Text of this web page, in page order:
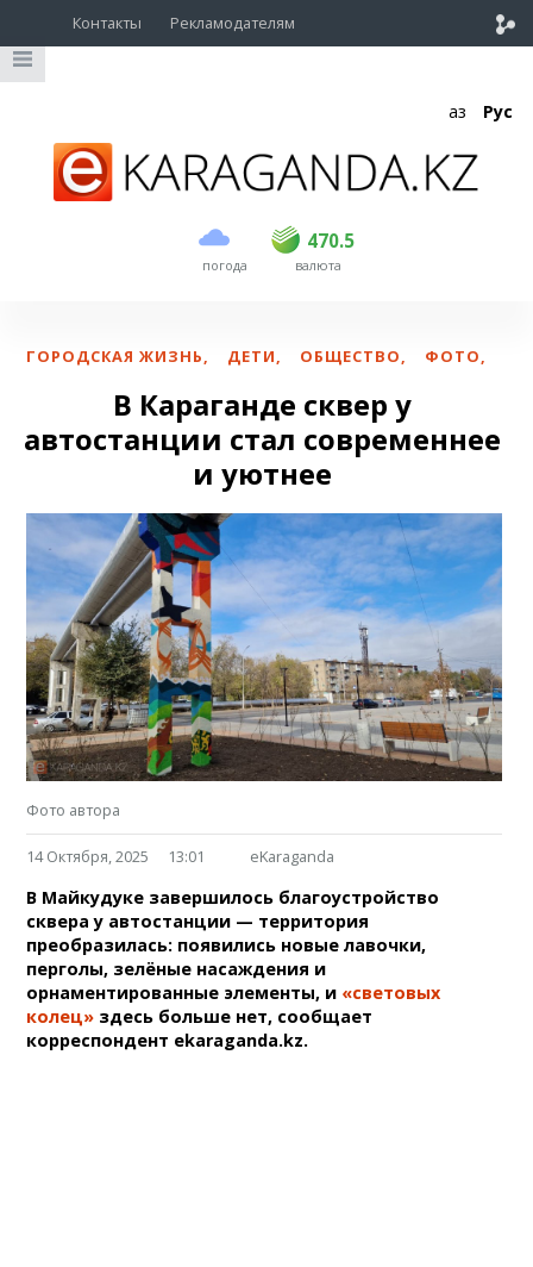
Контакты Рекламодателям
Қаз Рус
погода
470.5
USD 468.5 470.5
EUR валюта
ГОРОДСКАЯ ЖИЗНЬ, ДЕТИ, ОБЩЕСТВО, ФОТО,
В Караганде сквер у
автостанции стал современнее
и уютнее
Фото автора
14 Октября, 2025 13:01 eKaraganda
В Майкудуке завершилось благоустройство
сквера у автостанции — территория
преобразилась: появились новые лавочки,
перголы, зелёные насаждения и
орнаментированные элементы, и «световых
колец» здесь больше нет, сообщает
корреспондент ekaraganda.kz.